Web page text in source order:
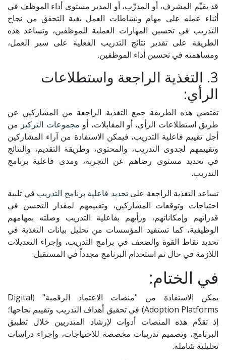
قد يقيِّم المشرف، أو المدرِّب، أو المدير مستوى أداء الموظف في
أثناء عمله على مهام ونشاطات العمل بغية التحقق من نجاح
التدريب في تحسين المهارات العملية للموظفين، وتساعد هذه
الطريقة على تقدير نتائج التدريب الفعلية على سير العمل،
ومساهمته في تحسين أداء الموظفين.
3. التغذية الراجعة واستطلاعات
الرأي:
تقتضي هذه الطريقة جمع التغذية الراجعة من المشاركين عن
طريق استطلاعات الرأي، أو المقابلات، أو مجموعات التركيز من
أجل تقييم فاعلية التدريب، فيمكن الاستفادة من آراء المشاركين
وتقييمهم لجدوى التدريب، والمحتوى، وطريقة التقديم، والنتائج
في تحديد مستوى رضاهم عن التجربة، ومدى فاعلية برنامج
التدريب.
تساعد التغذية الراجعة علىتحديد فاعلية برنامج التدريب في تلبية
احتياجات وتوقعات المشاركين، وتقييمهم لمقدار التحسن في
قدراتهم وإمكاناتهم، ورأيهم بفاعلية التدريب وصلته بمهامهم
الوظيفية، كما تستفيد المؤسسات من تحليل بيانات التغذية في
تحديد نقاط القوة والضعف في برامج التدريب، وإجراء التعديلات
اللازمة في حال تم استخدام البرنامج مجدداً في المستقبل.
في الختام:
يمكن الاستفادة من "منصات الاعتماد الرقمية" (Digital
Adoption Platforms) في تحقيق أهداف التدريب وتقييم نجاحها؛
إذ تقدِّم هذه المنصات أدوات لإرشاد المتدربين خلال تطبيق
البرنامج، وتصميم تدريبات مخصصة للاحتياجات، وإجراء دراسات
تحليلية شاملة.